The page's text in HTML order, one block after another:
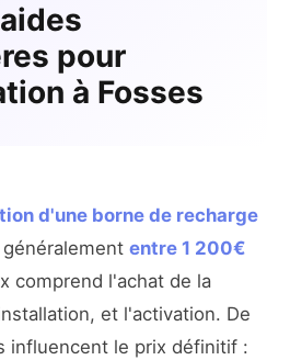
pour
à Fosses
d'une borne de recharge
entre 1 200€
comprend l'achat de la
et l'activation. De
influencent le prix définitif :